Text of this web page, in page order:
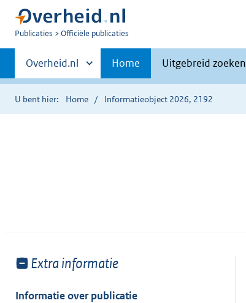
U
Publicaties Officiële publicaties
Primaire
navigatie
Andere
sites
binnen
Overheid.nl Home Uitgebreid zoeken
U bent hier: Home Informatieobject 2026, 2192
Toon
van:
Extra informatie
Informatie over publicatie